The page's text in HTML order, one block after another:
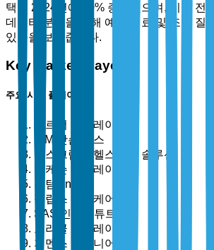
택은 2024년에 30% 증가했으며, 이는 전
데이터 분석을 통해 예방 치료 및 조기 질
있음을 보여줍니다.
Key Market Players
주요 시장 플레이어
세르너 코퍼레이션
IBM 왓슨 헬스
올스크립트 헬스케어 솔루션
맥케슨 코퍼레이션
옵텀, Inc.
필립스 헬스케어
SAS 인스티튜트 Inc.
오라클 코퍼레이션
지멘스 헬스니어스